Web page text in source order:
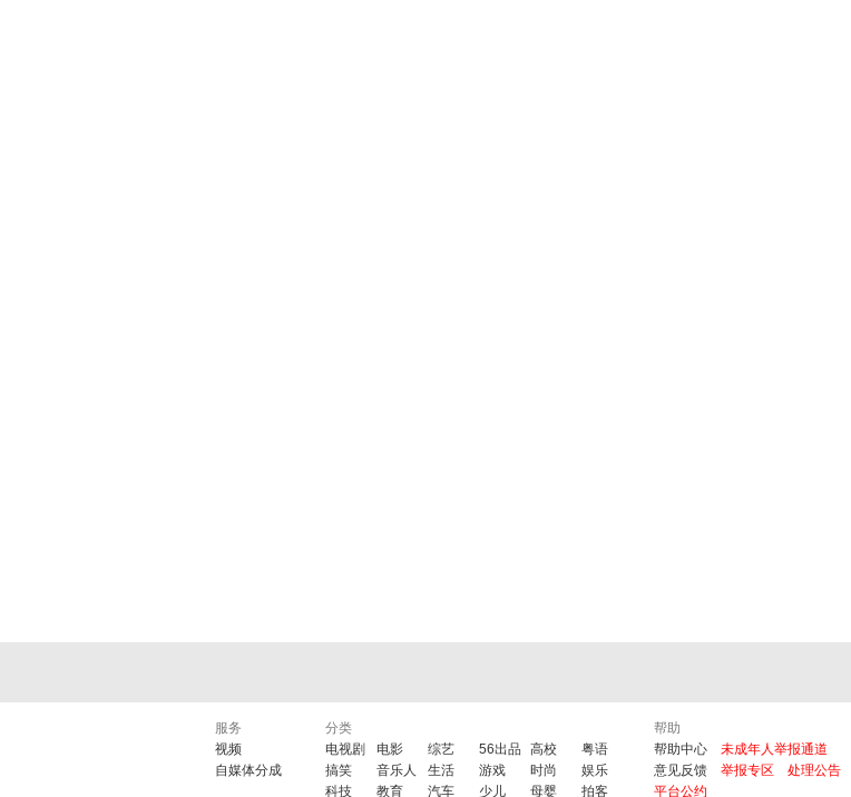
服务
视频
自媒体分成
分类
电视剧
电影 综艺 56出品 高校
粤语
搞笑
音乐人 生活 游戏 时尚
娱乐
科技
教育 汽车 少儿 母婴 拍客
帮助
帮助中心
未成年人举报通道
意见反馈
举报专区
处理公告
平台公约